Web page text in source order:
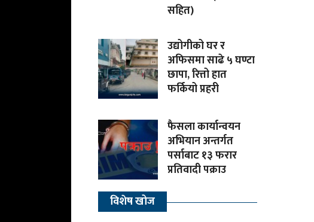
सहित)
उद्योगीको घर र
अफिसमा साढे ५ घण्टा
छापा, रित्तो हात
फर्कियो प्रहरी
फैसला कार्यान्वयन
अभियान अन्तर्गत
पर्साबाट १३ फरार
प्रतिवादी पक्राउ
विशेष खोज